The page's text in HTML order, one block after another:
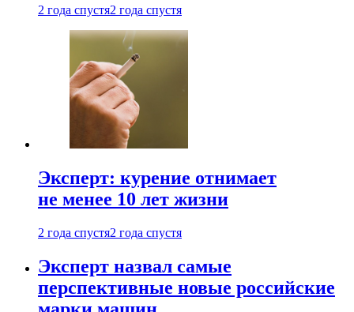
2 года спустя2 года спустя
Эксперт: курение отнимает
не менее 10 лет жизни
2 года спустя2 года спустя
Эксперт назвал самые
перспективные новые российские